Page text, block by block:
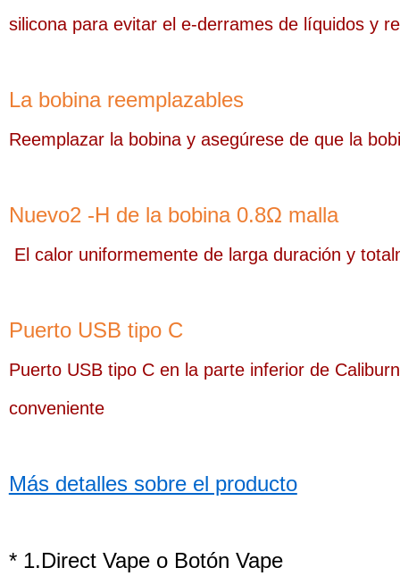
silicona para evitar el e-derrames de líquidos y
La bobina reemplazables
Reemplazar la bobina y asegúrese de que la
Nuevo2 -H de la bobina 0.8Ω malla
El calor uniformemente de larga duración y
Puerto USB tipo C
Puerto USB tipo C en la parte inferior de
conveniente
Más detalles sobre el producto
* 1.Direct Vape o Botón Vape